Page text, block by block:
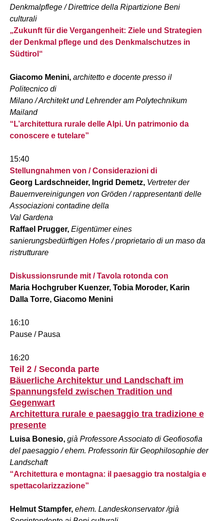
Denkmalpflege / Direttrice della Ripartizione Beni
culturali
„Zukunft für die Vergangenheit: Ziele und Strategien
der Denkmal pflege und des Denkmalschutzes in
Südtirol“
Giacomo Menini, architetto e docente presso il
Politecnico di
Milano / Architekt und Lehrender am Polytechnikum
Mailand
“L’architettura rurale delle Alpi. Un patrimonio da
conoscere e tutelare”
15:40
Stellungnahmen von / Considerazioni di
Georg Lardschneider, Ingrid Demetz, Vertreter der
Bauernvereinigungen von Gröden / rappresentanti delle
Associazioni contadine della
Val Gardena
Raffael Prugger, Eigentümer eines
sanierungsbedürftigen Hofes / proprietario di un maso da
ristrutturare
Diskussionsrunde mit / Tavola rotonda con
Maria Hochgruber Kuenzer, Tobia Moroder, Karin
Dalla Torre, Giacomo Menini
16:10
Pause / Pausa
16:20
Teil 2 / Seconda parte
Bäuerliche Architektur und Landschaft im
Spannungsfeld zwischen Tradition und
Gegenwart
Architettura rurale e paesaggio tra tradizione e
presente
Luisa Bonesio, già Professore Associato di Geofiosofia
del paesaggio / ehem. Professorin für Geophilosophie der
Landschaft
“Architettura e montagna: il paesaggio tra nostalgia e
spettacolarizzazione”
Helmut Stampfer, ehem. Landeskonservator /già